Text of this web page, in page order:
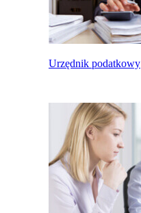
Urzędnik podatkowy